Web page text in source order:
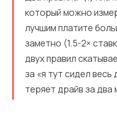
который можно
лучшим платите
заметно (1.5-2×
двух правил
за «я тут сидел весь
теряет драйв за два